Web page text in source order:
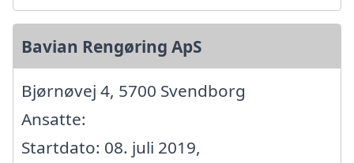
Bavian Rengøring ApS
Bjørnøvej 4, 5700 Svendborg
Ansatte:
Startdato: 08. juli 2019,